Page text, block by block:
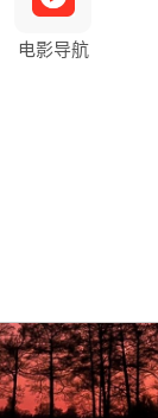
电影导航